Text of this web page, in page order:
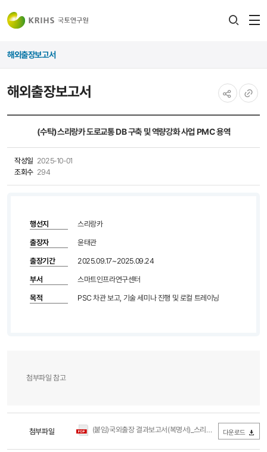
해외출장보고서
해외출장보고서
(수탁)스리랑카 도로교통 DB 구축 및 역량강화 사업 PMC 용역
작성일 2025-10-01
조회수 294
행선지 스리랑카
출장자 윤태관
출장기간 2025.09.17~2025.09.24
부서 스마트인프라연구센터
목적 PSC 차관 보고, 기술 세미나 진행 및 로컬 트레이닝
첨부파일 참고
첨부파일 (붙임)국외출장 결과보고서(복명서)_스리랑카.pdf (3.27MB / 다운
다운로드